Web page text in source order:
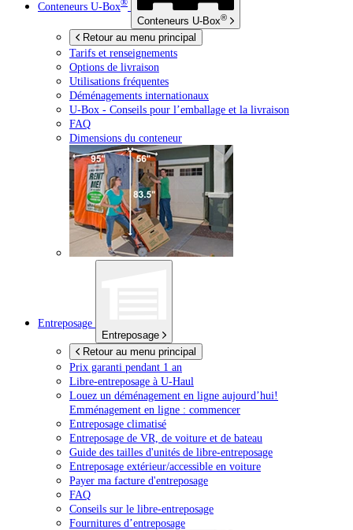
Conteneurs U-Box®
Conteneurs U-Box®
Retour au menu principal
Tarifs et renseignements
Options de livraison
Utilisations fréquentes
Déménagements internationaux
U-Box - Conseils pour l’emballage et la livraison
FAQ
Dimensions du conteneur
Entreposage
Entreposage
Retour au menu principal
Prix garanti pendant 1 an
Libre-entreposage à U-Haul
Louez un déménagement en ligne aujourd’hui!
Emménagement en ligne : commencer
Entreposage climatisé
Entreposage de VR, de voiture et de bateau
Guide des tailles d'unités de libre-entreposage
Entreposage extérieur/accessible en voiture
Payer ma facture d'entreposage
FAQ
Conseils sur le libre-entreposage
Fournitures d’entreposage